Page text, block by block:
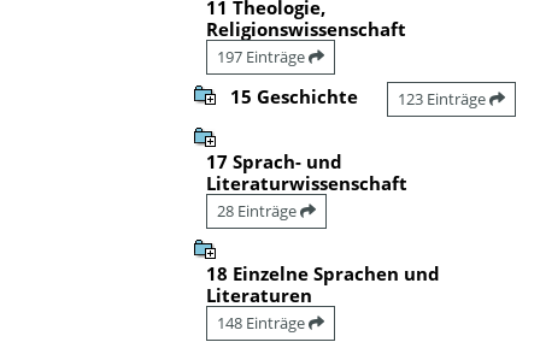
11 Theologie,
Religionswissenschaft
197 Einträge
15 Geschichte 123 Einträge
17 Sprach- und
Literaturwissenschaft
28 Einträge
18 Einzelne Sprachen und
Literaturen
148 Einträge